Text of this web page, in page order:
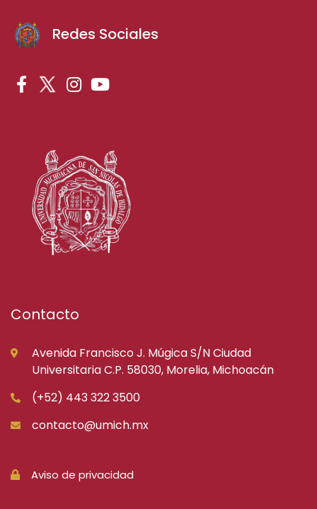
Redes Sociales
Contacto
Avenida Francisco J. Múgica S/N Ciudad
Universitaria C.P. 58030, Morelia, Michoacán
(+52) 443 322 3500
contacto@umich.mx
Aviso de privacidad